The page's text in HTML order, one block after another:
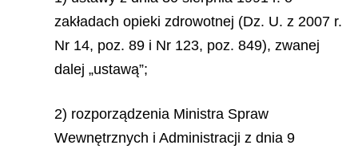
zakładach opieki zdrowotnej (Dz. U. z 2007 r.
Nr 14, poz. 89 i Nr 123, poz. 849), zwanej
dalej „ustawą”;
2) rozporządzenia Ministra Spraw
Wewnętrznych i Administracji z dnia 9